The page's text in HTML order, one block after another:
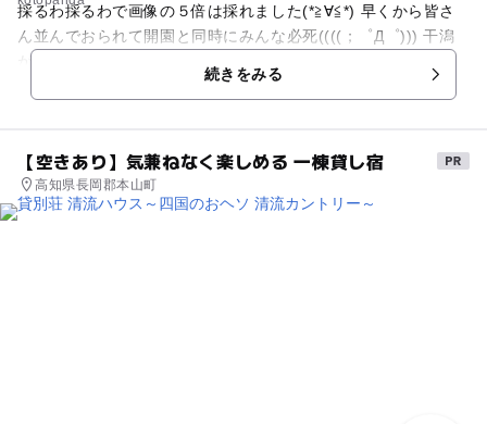
採るわ採るわで画像の５倍は採れました(*≧∀≦*) 早くから皆さ
ん並んでおられて開園と同時にみんな必死((((；゜Д゜))) 干潟
でてからはマテ貝採りができます(*^^*) アサリやハマグリが採
続きをみる
【空きあり】気兼ねなく楽しめる 一棟貸し宿
高知県長岡郡本山町